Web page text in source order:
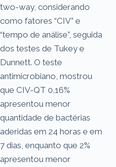
two-way, considerando
como fatores “CIV” e
“tempo de análise”, seguida
dos testes de Tukey e
Dunnett. O teste
antimicrobiano, mostrou
que CIV-QT 0,16%
apresentou menor
quantidade de bactérias
aderidas em 24 horas e em
7 dias, enquanto que 2%
apresentou menor